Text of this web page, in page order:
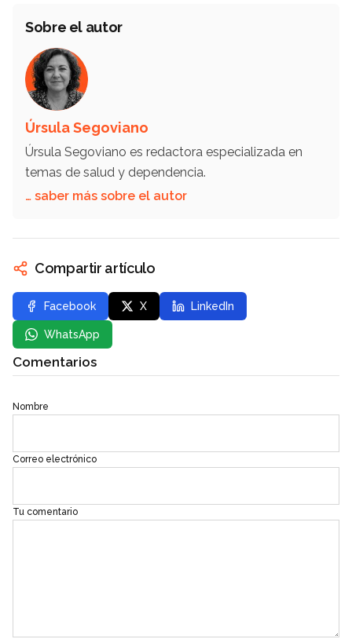
Sobre el autor
Úrsula Segoviano
Úrsula Segoviano es redactora especializada en
temas de salud y dependencia.
… saber más sobre el autor
Compartir artículo
Facebook X LinkedIn
WhatsApp
Comentarios
Nombre
Correo electrónico
Tu comentario